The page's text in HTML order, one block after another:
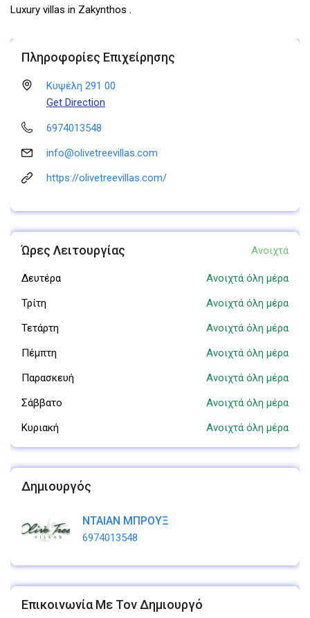
Luxury villas in Zakynthos .
Πληροφορίες Επιχείρησης
Κυψέλη 291 00
Get Direction
6974013548
info@olivetreevillas.com
https://olivetreevillas.com/
Ώρες Λειτουργίας Ανοιχτά
Δευτέρα
Ανοιχτά όλη μέρα
Τρίτη
Ανοιχτά όλη μέρα
Τετάρτη
Ανοιχτά όλη μέρα
Πέμπτη
Ανοιχτά όλη μέρα
Παρασκευή
Ανοιχτά όλη μέρα
Σάββατο
Ανοιχτά όλη μέρα
Κυριακή
Ανοιχτά όλη μέρα
Δημιουργός
ΝΤΑΙΑΝ ΜΠΡΟΥΞ
6974013548
Επικοινωνία Με Τον Δημιουργό